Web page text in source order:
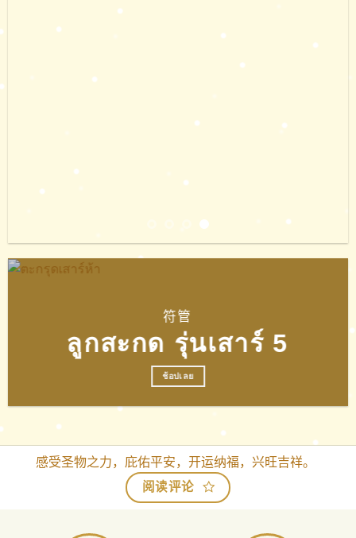
符管
ลูกสะกด รุ่นเสาร์ 5
ช้อปเลย
感受圣物之力，庇佑平安，开运纳福，兴旺吉祥。
阅读评论